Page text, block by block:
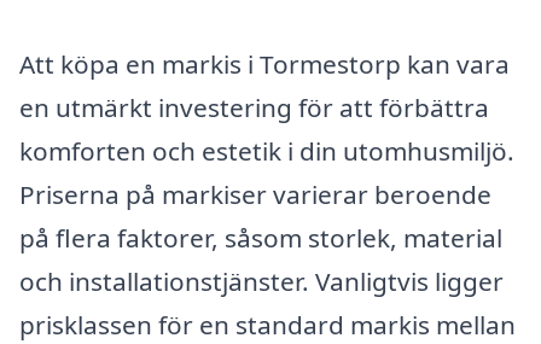
Att köpa en markis i Tormestorp kan vara
en utmärkt investering för att förbättra
komforten och estetik i din utomhusmiljö.
Priserna på markiser varierar beroende
på flera faktorer, såsom storlek, material
och installationstjänster. Vanligtvis ligger
prisklassen för en standard markis mellan